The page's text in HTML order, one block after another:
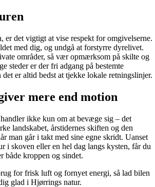
er det vigtigt at vise respekt for omgivelserne.
med dig, og undgå at forstyrre dyrelivet.
områder, så vær opmærksom på skilte og
steder er der fri adgang på bestemte
det er altid bedst at tjekke lokale retningslinjer.
mere end motion
ikke kun om at bevæge sig – det
landskabet, årstidernes skiften og den
man går i takt med sine egne skridt. Uanset
i skoven eller en hel dag langs kysten, får du
både kroppen og sindet.
for frisk luft og fornyet energi, så lad bilen
glad i Hjørrings natur.